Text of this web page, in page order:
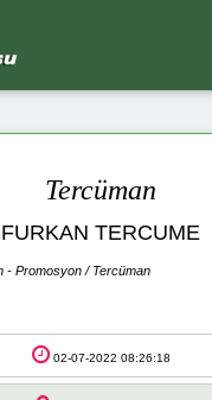
Tercüman
FURKAN TERCUME
- Promosyon / Tercüman
02-07-2022 08:26:18